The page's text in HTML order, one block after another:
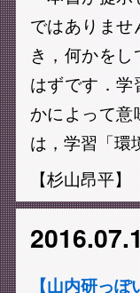
ではありま
き，何かを
はずです．
かによって
は，学習「環
【杉山昂平】
【山内研っ